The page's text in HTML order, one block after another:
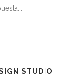
STUDIO